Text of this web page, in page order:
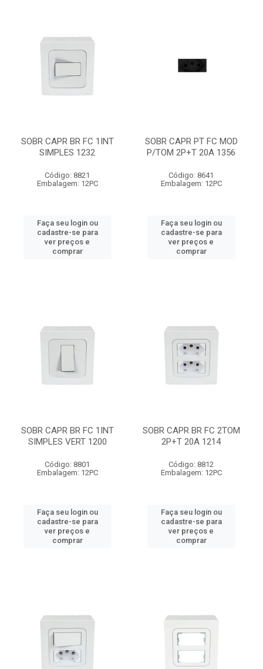
SOBR CAPR BR FC 1INT
SIMPLES 1232
Código: 8821
Embalagem: 12PC
Faça seu login ou
cadastre-se para
ver preços e
comprar
SOBR CAPR PT FC MOD
P/TOM 2P+T 20A 1356
Código: 8641
Embalagem: 12PC
Faça seu login ou
cadastre-se para
ver preços e
comprar
SOBR CAPR BR FC 1INT
SIMPLES VERT 1200
Código: 8801
Embalagem: 12PC
Faça seu login ou
cadastre-se para
ver preços e
comprar
SOBR CAPR BR FC 2TOM
2P+T 20A 1214
Código: 8812
Embalagem: 12PC
Faça seu login ou
cadastre-se para
ver preços e
comprar